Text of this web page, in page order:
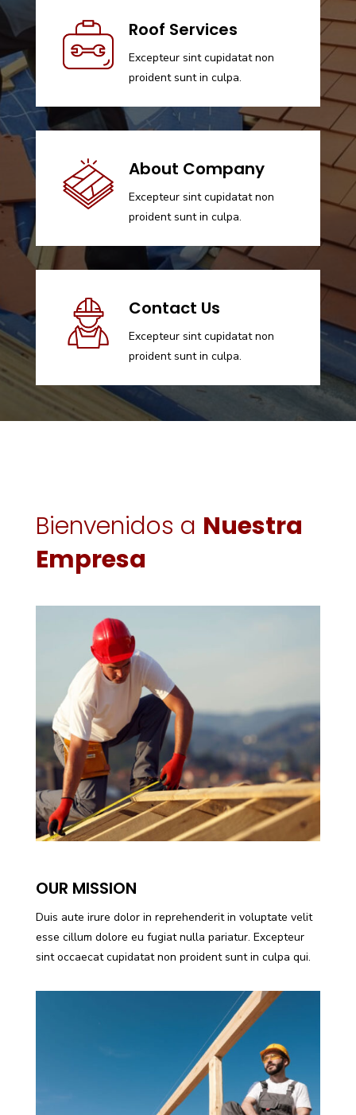
Roof Services
Excepteur sint cupidatat non
proident sunt in culpa.
About Company
Excepteur sint cupidatat non
proident sunt in culpa.
Contact Us
Excepteur sint cupidatat non
proident sunt in culpa.
Bienvenidos a Nuestra
Empresa
OUR MISSION
Duis aute irure dolor in reprehenderit in voluptate velit
esse cillum dolore eu fugiat nulla pariatur. Excepteur
sint occaecat cupidatat non proident sunt in culpa qui.